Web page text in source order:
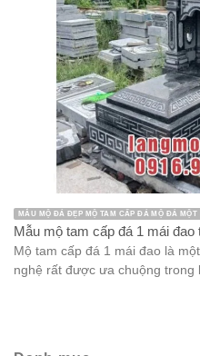
MẪU MỘ ĐÁ ĐẸP MỘ TAM CẤP ĐÁ MỘ ĐÁ MỘT
Mẫu mộ tam cấp đá 1 mái
Mộ tam cấp đá 1 mái đao là
nghệ rất được ưa chuộng trong